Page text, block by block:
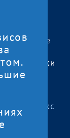
— 17:00
до
«
Артлекс